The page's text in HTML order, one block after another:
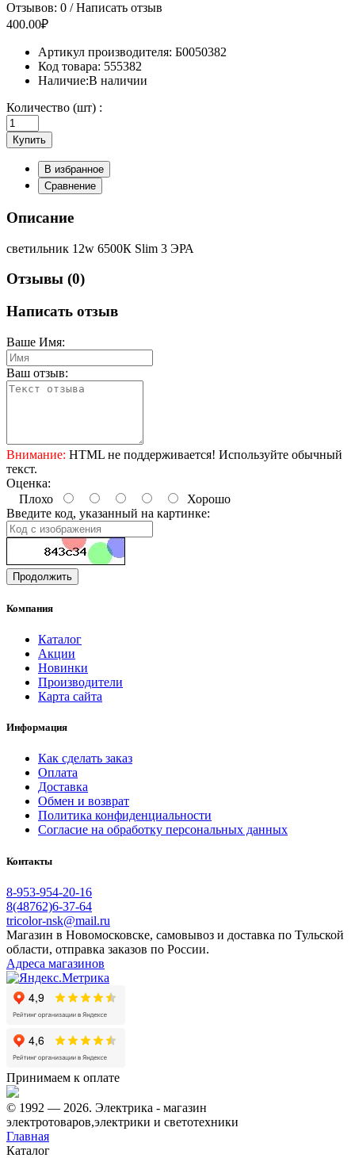
Отзывов: 0 /Написать отзыв
400.00₽
Артикул производителя: Б0050382
Код товара: 555382
Наличие:В наличии
Количество (шт) :
Купить
В избранное
Сравнение
Описание
светильник 12w 6500К Slim 3 ЭРА
Отзывы (0)
Написать отзыв
Ваше Имя:
Ваш отзыв:
Внимание: HTML не поддерживается! Используйте обычный
текст.
Оценка:
Плохо
Хорошо
Введите код, указанный на картинке:
Продолжить
Компания
Каталог
Акции
Новинки
Производители
Карта сайта
Информация
Как сделать заказ
Оплата
Доставка
Обмен и возврат
Политика конфиденциальности
Согласие на обработку персональных данных
Контакты
8-953-954-20-16
8(48762)6-37-64
tricolor-nsk@mail.ru
Магазин в Новомосковске, самовывоз и доставка по Тульской
области, отправка заказов по России.
Адреса магазинов
Принимаем к оплате
© 1992 — 2026. Электрика - магазин
электротоваров,электрики и светотехники
Главная
Каталог